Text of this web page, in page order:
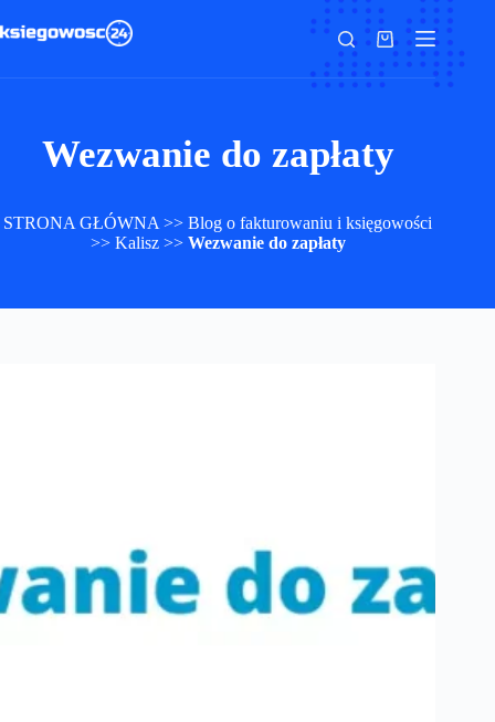
do
Koszyk
Wezwanie do zapłaty
STRONA GŁÓWNA >>Blog o fakturowaniu i księgowości
>> Kalisz>> Wezwanie do zapłaty